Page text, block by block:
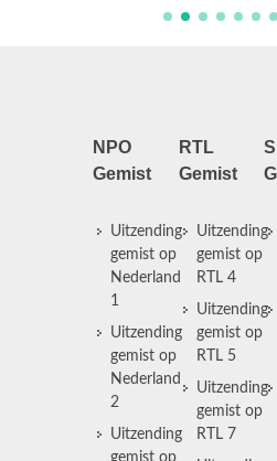
NPO
Gemist
Uitzending
gemist op
Nederland
1
Uitzending
gemist op
Nederland
2
Uitzending
gemist op
RTL
Gemist
Uitzending
gemist op
RTL 4
Uitzending
gemist op
RTL 5
Uitzending
gemist op
RTL 7